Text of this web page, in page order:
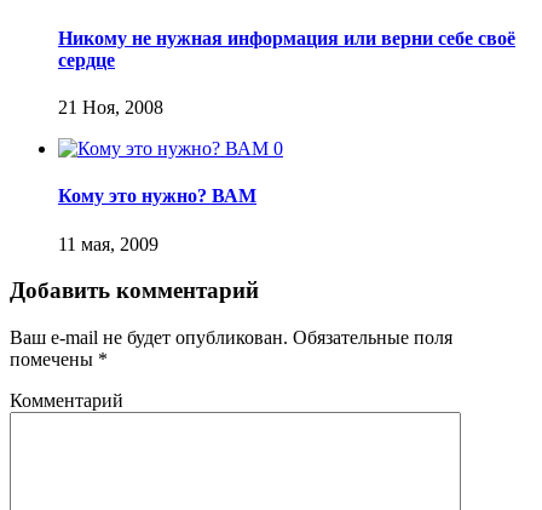
Никому не нужная информация или верни себе своё
сердце
21 Ноя, 2008
0
Кому это нужно? ВАМ
11 мая, 2009
Добавить комментарий
Ваш e-mail не будет опубликован. Обязательные поля
помечены *
Комментарий